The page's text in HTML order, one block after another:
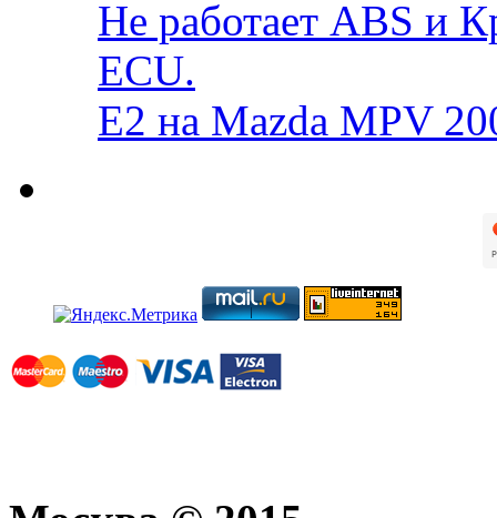
Не работает ABS и
ECU.
E2 на Mazda MPV